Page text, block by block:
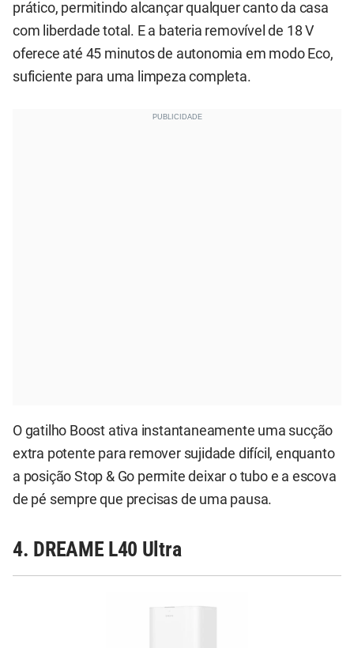
prático, permitindo alcançar qualquer canto da casa
com liberdade total. E a bateria removível de 18 V
oferece até 45 minutos de autonomia em modo Eco,
suficiente para uma limpeza completa.
O gatilho Boost ativa instantaneamente uma sucção
extra potente para remover sujidade difícil, enquanto
a posição Stop & Go permite deixar o tubo e a escova
de pé sempre que precisas de uma pausa.
4. DREAME L40 Ultra